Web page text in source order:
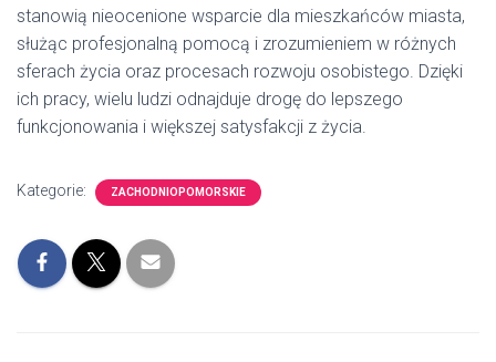
stanowią nieocenione wsparcie dla mieszkańców miasta,
służąc profesjonalną pomocą i zrozumieniem w różnych
sferach życia oraz procesach rozwoju osobistego. Dzięki
ich pracy, wielu ludzi odnajduje drogę do lepszego
funkcjonowania i większej satysfakcji z życia.
Kategorie: ZACHODNIOPOMORSKIE